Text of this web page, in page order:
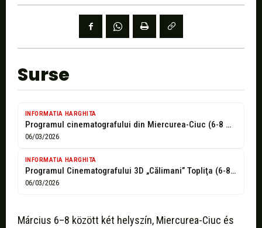
Surse
INFORMATIA HARGHITA
Programul cinematografului din Miercurea-Ciuc (6-8 martie) -
06/03/2026
INFORMATIA HARGHITA
Programul Cinematografului 3D „Călimani” Topliţa (6-8 martie) -
06/03/2026
Március 6–8 között két helyszín, Miercurea-Ciuc és